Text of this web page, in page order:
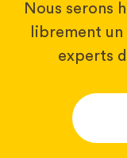
Nous serons
librement
experts